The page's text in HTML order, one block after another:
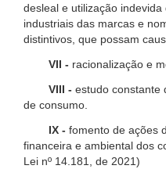
desleal e utilização
industriais das marcas e
distintivos, que possam
VII - racionalização e
VIII - estudo constante
de consumo.
IX - fomento de ações
financeira e ambiental dos
Lei nº 14.181, de 2021)